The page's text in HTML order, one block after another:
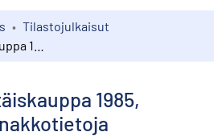
Tilastojulkaisut
1985,